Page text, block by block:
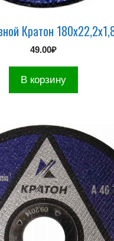
Кратон
49.00₽
В корзину